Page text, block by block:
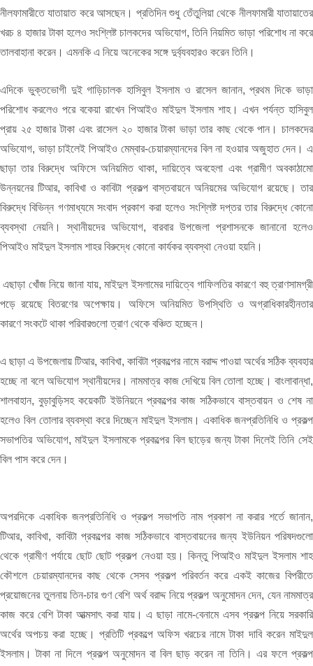
নীলফামারীতে যাতায়াত করে আসছেন। প্রতিদিন শুধু তেঁতুলিয়া থেকে নীলফামারী যাতায়াতের
খরচ ৪ হাজার টাকা হলেও সংশ্লিষ্ট চালকদের অভিযোগ, তিনি নিয়মিত ভাড়া পরিশোধ না করে
তালবাহানা করেন। এমনকি এ নিয়ে অনেকের সঙ্গে দুর্ব্যবহারও করেন তিনি।
এদিকে ভুক্তভোগী দুই গাড়িচালক হাসিবুল ইসলাম ও রাসেল জানান, প্রথম দিকে ভাড়া
পরিশোধ করলেও পরে বকেয়া রাখেন পিআইও মাইদুল ইসলাম শাহ। এখন পর্যন্ত হাসিবুল
প্রায় ২৫ হাজার টাকা এবং রাসেল ২০ হাজার টাকা ভাড়া তার কাছ থেকে পান। চালকদের
অভিযোগ, ভাড়া চাইলেই পিআইও মেম্বার-চেয়ারম্যানদের বিল না হওয়ার অজুহাত দেন। এ
ছাড়া তার বিরুদ্ধে অফিসে অনিয়মিত থাকা, দায়িত্বে অবহেলা এবং গ্রামীণ অবকাঠামো
উন্নয়নের টিআর, কাবিখা ও কাবিটা প্রকল্প বাস্তবায়নে অনিয়মের অভিযোগ রয়েছে। তার
বিরুদ্ধে বিভিন্ন গণমাধ্যমে সংবাদ প্রকাশ করা হলেও সংশ্লিষ্ট দপ্তর তার বিরুদ্ধে কোনো
ব্যবস্থা নেয়নি। স্থানীয়দের অভিযোগ, বারবার উপজেলা প্রশাসনকে জানানো হলেও
পিআইও মাইদুল ইসলাম শাহর বিরুদ্ধে কোনো কার্যকর ব্যবস্থা নেওয়া হয়নি।
এছাড়া খোঁজ নিয়ে জানা যায়, মাইদুল ইসলামের দায়িত্বে গাফিলতির কারণে বহু ত্রাণসামগ্রী
পড়ে রয়েছে বিতরণের অপেক্ষায়। অফিসে অনিয়মিত উপস্থিতি ও অগ্রাধিকারহীনতার
কারণে সংকটে থাকা পরিবারগুলো ত্রাণ থেকে বঞ্চিত হচ্ছেন।
এ ছাড়া এ উপজেলায় টিআর, কাবিখা, কাবিটা প্রকল্পের নামে বরাদ্দ পাওয়া অর্থের সঠিক ব্যবহার
হচ্ছে না বলে অভিযোগ স্থানীয়দের। নামমাত্র কাজ দেখিয়ে বিল তোলা হচ্ছে। বাংলাবান্ধা,
শালবাহান, বুড়াবুড়িসহ কয়েকটি ইউনিয়নে প্রকল্পের কাজ সঠিকভাবে বাস্তবায়ন ও শেষ না
হলেও বিল তোলার ব্যবস্থা করে দিচ্ছেন মাইদুল ইসলাম। একাধিক জনপ্রতিনিধি ও প্রকল্প
সভাপতির অভিযোগ, মাইদুল ইসলামকে প্রকল্পের বিল ছাড়ের জন্য টাকা দিলেই তিনি সেই
বিল পাস করে দেন।
অপরদিকে একাধিক জনপ্রতিনিধি ও প্রকল্প সভাপতি নাম প্রকাশ না করার শর্তে জানান,
টিআর, কাবিখা, কাবিটা প্রকল্পের কাজ সঠিকভাবে বাস্তবায়নের জন্য ইউনিয়ন পরিষদগুলো
থেকে গ্রামীণ পর্যায়ে ছোট ছোট প্রকল্প নেওয়া হয়। কিন্তু পিআইও মাইদুল ইসলাম শাহ
কৌশলে চেয়ারম্যানদের কাছ থেকে সেসব প্রকল্প পরিবর্তন করে একই কাজের বিপরীতে
প্রয়োজনের তুলনায় তিন-চার গুণ বেশি অর্থ বরাদ্দ নিয়ে প্রকল্প অনুমোদন দেন, যেন নামমাত্র
কাজ করে বেশি টাকা আত্মসাৎ করা যায়। এ ছাড়া নামে-বেনামে এসব প্রকল্প নিয়ে সরকারি
অর্থের অপচয় করা হচ্ছে। প্রতিটি প্রকল্পে অফিস খরচের নামে টাকা দাবি করেন মাইদুল
ইসলাম। টাকা না দিলে প্রকল্প অনুমোদন বা বিল ছাড় করেন না তিনি। এর ফলে প্রকল্প